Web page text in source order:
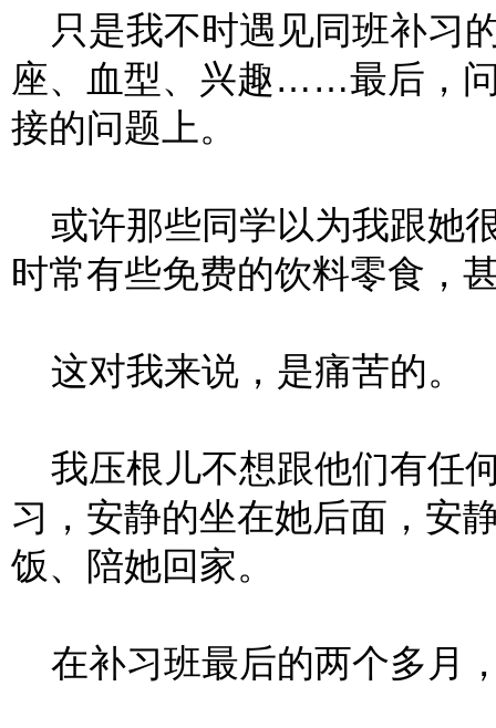
只是我不时遇见同班补习
座、血型、兴趣……最后，问
接的问题上。
或许那些同学以为我跟她
时常有些免费的饮料零食，
这对我来说，是痛苦的。
我压根儿不想跟他们有任
习，安静的坐在她后面，安
饭、陪她回家。
在补习班最后的两个多月